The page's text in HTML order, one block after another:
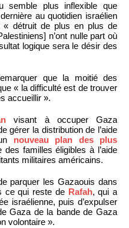
semble plus inflexible que
au quotidien israélien
« détruit de plus en plus de
n’ont nulle part où
logique sera le désir des
que la moitié des
« la difficulté est de trouver
accueillir ».
visant à occuper Gaza
gérer la distribution de l’aide
nouveau plan des plus
familles éligibles à l’aide
militaires américains.
parquer les Gazaouis dans
ce qui reste de Rafah, qui a
israélienne, puis d’expulser
Gaza de la bande de Gaza
volontaire ».